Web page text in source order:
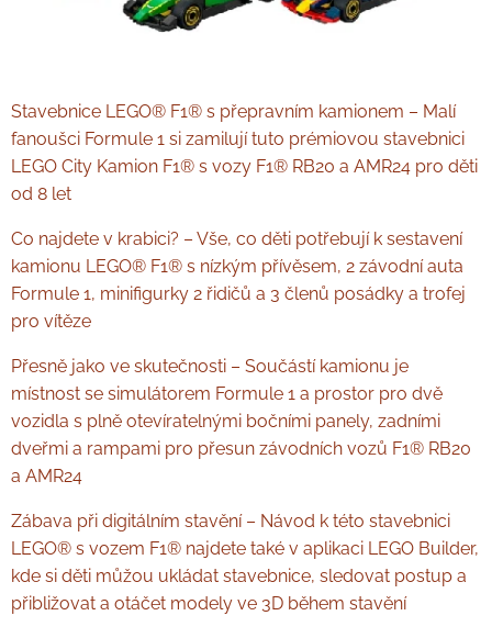
Stavebnice LEGO® F1® s přepravním kamionem – Malí
fanoušci Formule 1 si zamilují tuto prémiovou stavebnici
LEGO City Kamion F1® s vozy F1® RB20 a AMR24 pro děti
od 8 let
Co najdete v krabici? – Vše, co děti potřebují k sestavení
kamionu LEGO® F1® s nízkým přívěsem, 2 závodní auta
Formule 1, minifigurky 2 řidičů a 3 členů posádky a trofej
pro vítěze
Přesně jako ve skutečnosti – Součástí kamionu je
místnost se simulátorem Formule 1 a prostor pro dvě
vozidla s plně otevíratelnými bočními panely, zadními
dveřmi a rampami pro přesun závodních vozů F1® RB20
a AMR24
Zábava při digitálním stavění – Návod k této stavebnici
LEGO® s vozem F1® najdete také v aplikaci LEGO Builder,
kde si děti můžou ukládat stavebnice, sledovat postup a
přibližovat a otáčet modely ve 3D během stavění